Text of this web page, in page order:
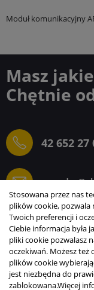
Moduł komunikacyjny
Masz
Chętnie
42 652 27
ELEKTROGIEŁDA
SP.J.
INFORMACJE
Stosowana przez nas
plików cookie, pozwala
Twoich preferencji i
Ciebie informacja była
pliki cookie pozwalasz
oczekiwań. Możesz też
plików cookie
jest niezbędna do
zablokowana.Więcej